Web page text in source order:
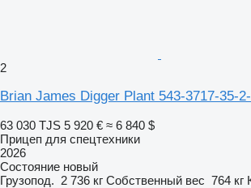
2
Brian James Digger Plant 543-3717-35-
63 030 TJS 5 920 € ≈ 6 840 $
Прицеп для спецтехники
2026
Состояние новый
Грузопод. 2 736 кг Собственный вес 764 кг